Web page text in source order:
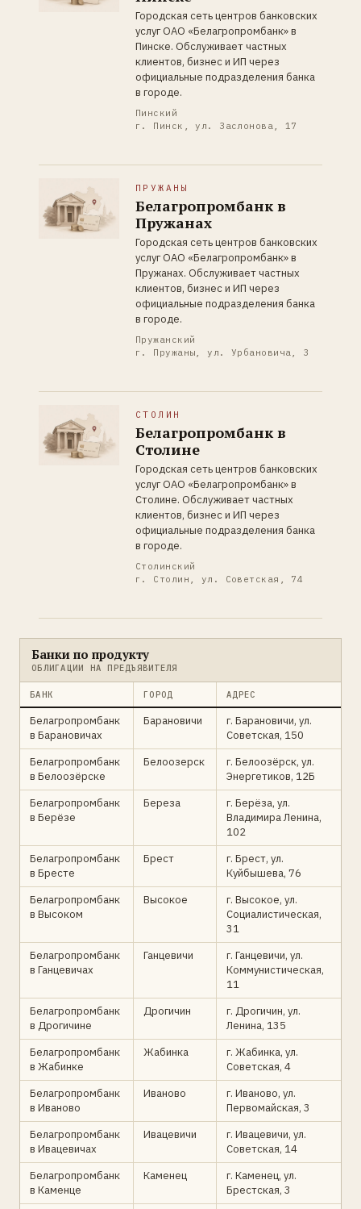
Городская сеть центров банковских
услуг ОАО «Белагропромбанк» в
Пинске. Обслуживает частных
клиентов, бизнес и ИП через
официальные подразделения банка
в городе.
Пинский
г. Пинск, ул. Заслонова, 17
ПРУЖАНЫ
Белагропромбанк в
Пружанах
Городская сеть центров банковских
услуг ОАО «Белагропромбанк» в
Пружанах. Обслуживает частных
клиентов, бизнес и ИП через
официальные подразделения банка
в городе.
Пружанский
г. Пружаны, ул. Урбановича, 3
СТОЛИН
Белагропромбанк в
Столине
Городская сеть центров банковских
услуг ОАО «Белагропромбанк» в
Столине. Обслуживает частных
клиентов, бизнес и ИП через
официальные подразделения банка
в городе.
Столинский
г. Столин, ул. Советская, 74
Банки по продукту
ОБЛИГАЦИИ НА ПРЕДЪЯВИТЕЛЯ
БАНК ГОРОД АДРЕС
Белагропромбанк
в Барановичах
Барановичи
г. Барановичи, ул.
Советская, 150
Белагропромбанк
в Белоозёрске
Белоозерск
г. Белоозёрск, ул.
Энергетиков, 12Б
Белагропромбанк
в Берёзе
Береза
г. Берёза, ул.
Владимира Ленина,
102
Белагропромбанк
в Бресте
Брест
г. Брест, ул.
Куйбышева, 76
Белагропромбанк
в Высоком
Высокое
г. Высокое, ул.
Социалистическая,
31
Белагропромбанк
в Ганцевичах
Ганцевичи
г. Ганцевичи, ул.
Коммунистическая,
11
Белагропромбанк
в Дрогичине
Дрогичин
г. Дрогичин, ул.
Ленина, 135
Белагропромбанк
в Жабинке
Жабинка
г. Жабинка, ул.
Советская, 4
Белагропромбанк
в Иваново
Иваново
г. Иваново, ул.
Первомайская, 3
Белагропромбанк
в Ивацевичах
Ивацевичи
г. Ивацевичи, ул.
Советская, 14
Белагропромбанк
в Каменце
Каменец
г. Каменец, ул.
Брестская, 3